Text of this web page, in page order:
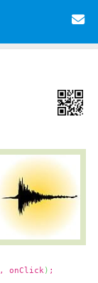
, onClick ) ;